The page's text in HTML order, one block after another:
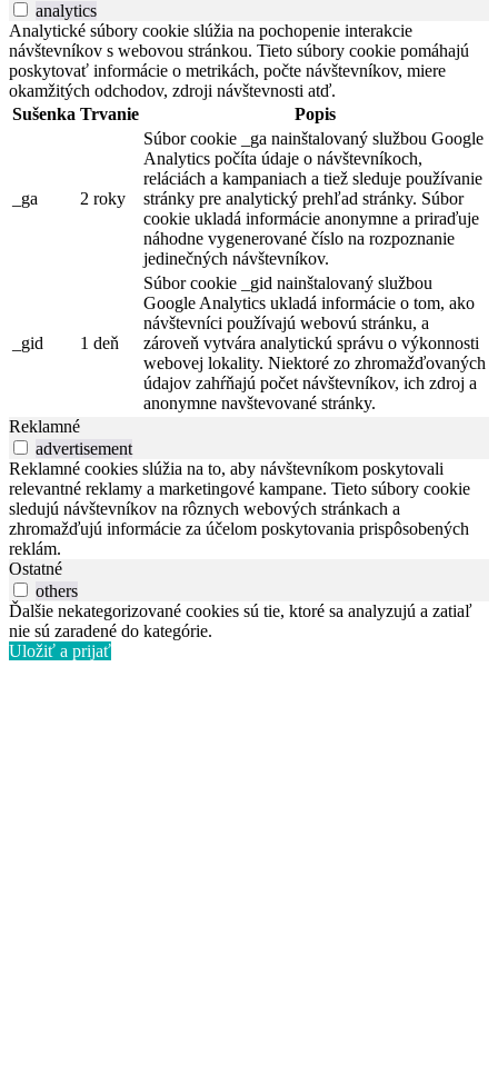
analytics
Analytické súbory cookie slúžia na pochopenie interakcie
návštevníkov s webovou stránkou. Tieto súbory cookie pomáhajú
poskytovať informácie o metrikách, počte návštevníkov, miere
okamžitých odchodov, zdroji návštevnosti atď.
Sušenka Trvanie Popis
_ga 2 roky
Súbor cookie _ga nainštalovaný službou Google
Analytics počíta údaje o návštevníkoch,
reláciách a kampaniach a tiež sleduje používanie
stránky pre analytický prehľad stránky. Súbor
cookie ukladá informácie anonymne a priraďuje
náhodne vygenerované číslo na rozpoznanie
jedinečných návštevníkov.
_gid 1 deň
Súbor cookie _gid nainštalovaný službou
Google Analytics ukladá informácie o tom, ako
návštevníci používajú webovú stránku, a
zároveň vytvára analytickú správu o výkonnosti
webovej lokality. Niektoré zo zhromažďovaných
údajov zahŕňajú počet návštevníkov, ich zdroj a
anonymne navštevované stránky.
Reklamné
advertisement
Reklamné cookies slúžia na to, aby návštevníkom poskytovali
relevantné reklamy a marketingové kampane. Tieto súbory cookie
sledujú návštevníkov na rôznych webových stránkach a
zhromažďujú informácie za účelom poskytovania prispôsobených
reklám.
Ostatné
others
Ďalšie nekategorizované cookies sú tie, ktoré sa analyzujú a zatiaľ
nie sú zaradené do kategórie.
Uložiť a prijať